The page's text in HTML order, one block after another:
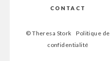
CONTACT
© Theresa StorkPolitique de
confidentialité